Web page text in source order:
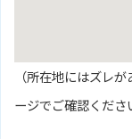
（所在地にはズレ
ージでご確認くださ